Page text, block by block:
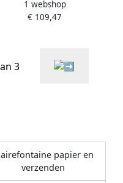
dots wit 80 grams 30
cm breed 200 meter
1 webshop
€ 109,47
3
papier en
verzenden